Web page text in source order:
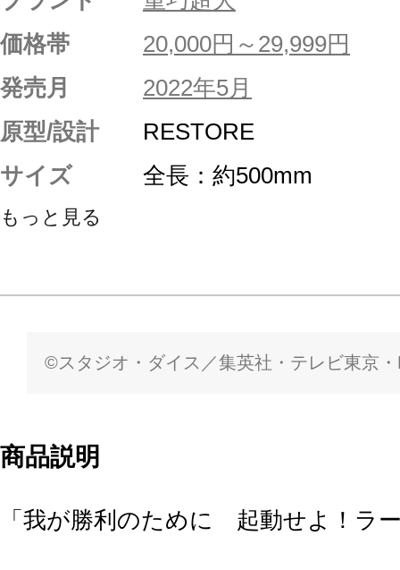
価格帯
20,000円～29,999円
発売月
2022年5月
原型/設計
RESTORE
サイズ
全長：約500mm
もっと見る
©スタジオ・ダイス／集英社・テレビ東京
商品説明
「我が勝利のために 起動せよ！ラ